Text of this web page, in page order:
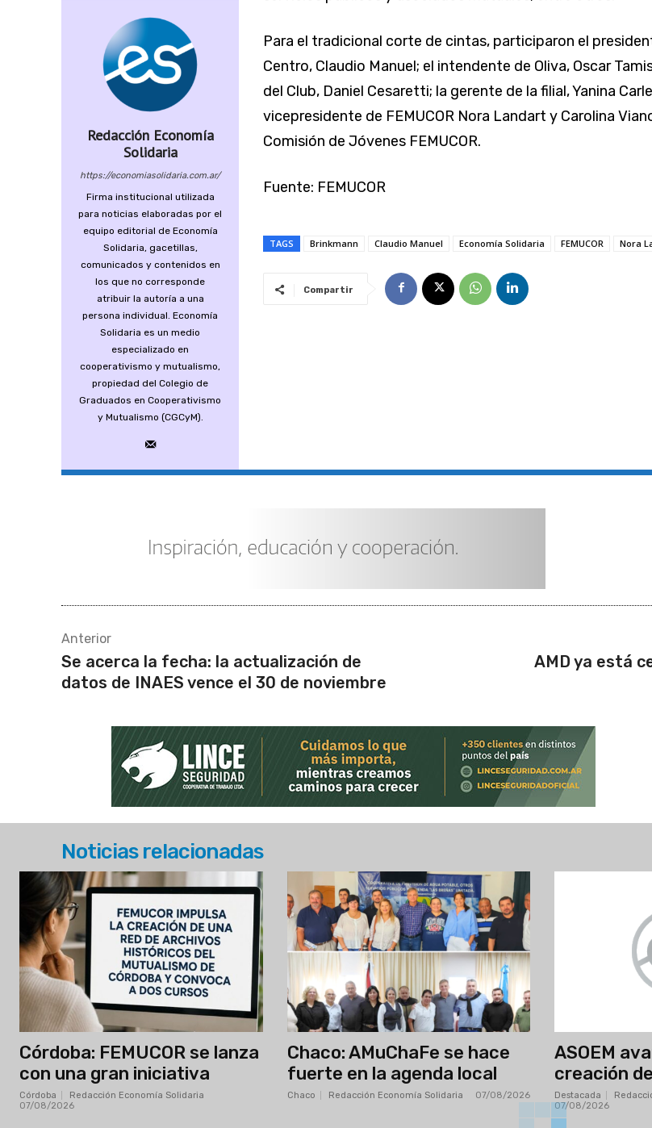
Redacción Economía
Solidaria
https://economiasolidaria.com.ar/
Firma institucional utilizada
para noticias elaboradas por el
equipo editorial de Economía
Solidaria, gacetillas,
comunicados y contenidos en
los que no corresponde
atribuir la autoría a una
persona individual. Economía
Solidaria es un medio
especializado en
cooperativismo y mutualismo,
propiedad del Colegio de
Graduados en Cooperativismo
y Mutualismo (CGCyM).
Para el tradicional corte de cintas, participaron el
Centro, Claudio Manuel; el intendente de Oliva, Oscar
del Club, Daniel Cesaretti; la gerente de la filial, Yanina
vicepresidente de FEMUCOR Nora Landart y Carolina
Comisión de Jóvenes FEMUCOR.
Fuente: FEMUCOR
TAGS Brinkmann Claudio Manuel Economía Solidaria FEMUCOR Nora
Compartir
Anterior
Se acerca la fecha: la actualización de
datos de INAES vence el 30 de noviembre
AMD ya está
Noticias relacionadas
Córdoba: FEMUCOR se lanza
con una gran iniciativa
Córdoba Redacción Economía Solidaria
07/08/2026
Chaco: AMuChaFe se hace
fuerte en la agenda local
Chaco Redacción Economía Solidaria 07/08/2026
ASOEM
creación
Destacada
07/08/2026